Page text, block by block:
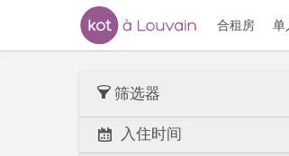
合租房 单
筛选器
入住时间